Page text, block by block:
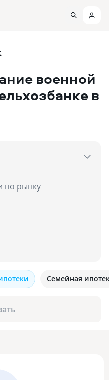
военной
в
по рынку
Семейная